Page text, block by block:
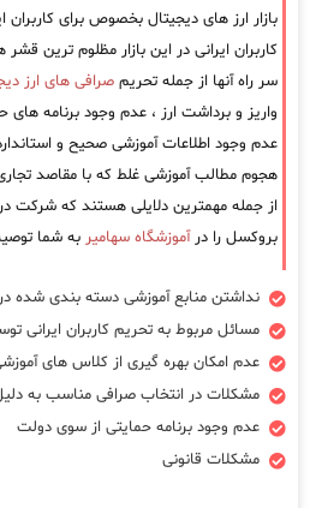
بازار ارز های دیجیتال بخصوص برای کاربران
کاربران ایرانی در این بازار مظلوم ترین
سر راه آنها از جمله تحریم صرافی های ارز
واریز و برداشت ارز ، عدم وجود برنامه های
عدم وجود اطلاعات آموزشی صحیح و
هجوم مطالب آموزشی غلط که با مقاصد
از جمله مهمترین دلایلی هستند که شرکت
بروکسل را درآموزشگاه سهامیر به شما
نداشتن منابع آموزشی دسته بندی شده در
مسائل مربوط به تحریم کاربران ایرانی
عدم امکان بهره گیری از کلاس های
مشکلات در انتخاب صرافی مناسب به
عدم وجود برنامه حمایتی از سوی دولت
مشکلات قانونی